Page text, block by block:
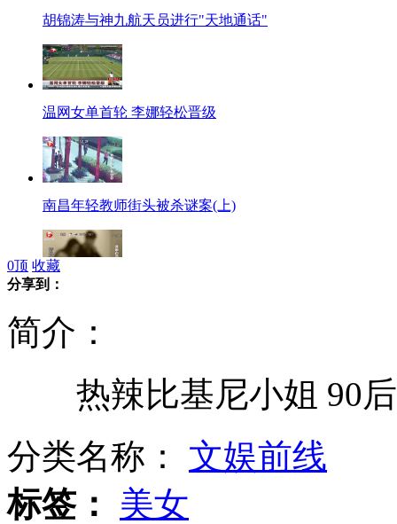
胡锦涛与神九航天员进行"天地通话"
温网女单首轮 李娜轻松晋级
南昌年轻教师街头被杀谜案(上)
装运10多箱钞票运钞车发生侧翻
容祖儿微博承认与刘浩龙恋情
0顶 收藏
分享到：
简介：
热辣比基尼小姐 90
分类名称： 文娱前线
标签：
美女